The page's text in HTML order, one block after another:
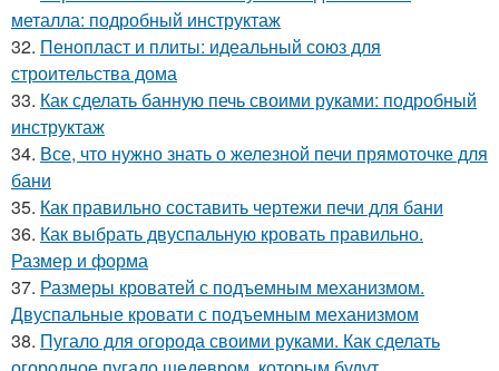
металла: подробный инструктаж
32. Пенопласт и плиты: идеальный союз для
строительства дома
33. Как сделать банную печь своими руками: подробный
инструктаж
34. Все, что нужно знать о железной печи прямоточке для
бани
35. Как правильно составить чертежи печи для бани
36. Как выбрать двуспальную кровать правильно.
Размер и форма
37. Размеры кроватей с подъемным механизмом.
Двуспальные кровати с подъемным механизмом
38. Пугало для огорода своими руками. Как сделать